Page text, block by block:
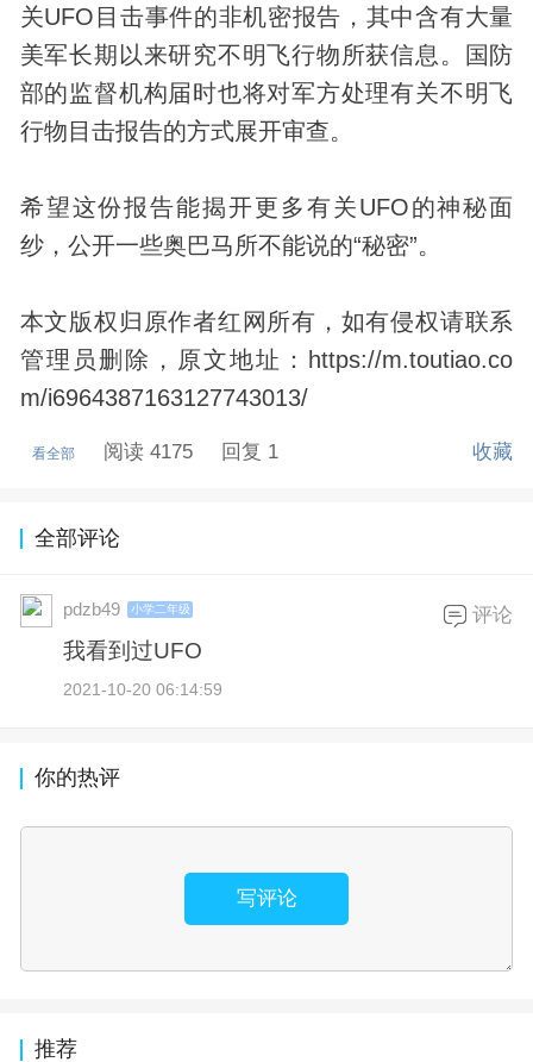
关UFO目击事件的非机密报告，其中含有大量
美军长期以来研究不明飞行物所获信息。国防
部的监督机构届时也将对军方处理有关不明飞
行物目击报告的方式展开审查。
希望这份报告能揭开更多有关UFO的神秘面
纱，公开一些奥巴马所不能说的“秘密”。
本文版权归原作者红网所有，如有侵权请联系
管理员删除，原文地址：https://m.toutiao.co
m/i6964387163127743013/
看全部 阅读 4175 回复 1 收藏
全部评论
pdzb49 小学二年级
我看到过UFO
2021-10-20 06:14:59
评论
你的热评
写评论
推荐